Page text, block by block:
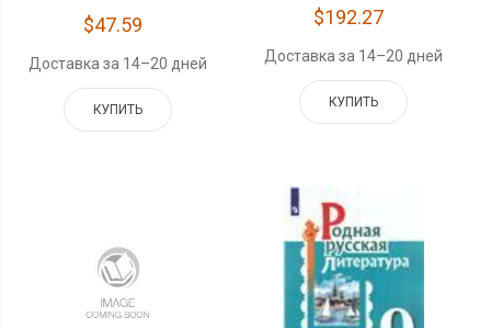
$47.59
Доставка за 14–20 дней
КУПИТЬ
$192.27
Доставка за 14–20 дней
КУПИТЬ